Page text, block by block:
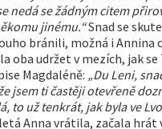
nedá se žádným citem
jinému.“Snad se
bránili, možná i Annina
oba udržet v mezích, jak
Magdaléně: „Du Leni,
jsem ti častěji otevřeně
to už tenkrát, jak byla ve
Anna vrátila, začala hrát